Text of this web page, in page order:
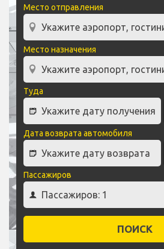
Место отправления
Место назначения
Туда
Дата возврата автомобиля
Пассажиров
ПОИСК